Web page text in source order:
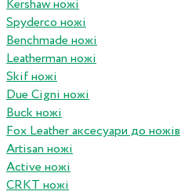
Kershaw ножі
Spyderco ножі
Benchmade ножі
Leatherman ножі
Skif ножі
Due Cigni ножі
Buck ножі
Fox Leather аксесуари до ножів
Artisan ножі
Active ножі
CRKT ножі